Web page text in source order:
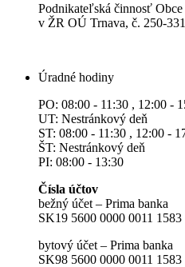
Podnikateľská činnosť Obce
v ŽR OÚ Trnava, č. 250-
Úradné hodiny
PO: 08:00 - 11:30 , 12:00 -
UT: Nestránkový deň
ST: 08:00 - 11:30 , 12:00 -
ŠT: Nestránkový deň
PI: 08:00 - 13:30
Čísla účtov
bežný účet – Prima banka
SK19 5600 0000 0011 1583
bytový účet – Prima banka
SK98 5600 0000 0011 1583